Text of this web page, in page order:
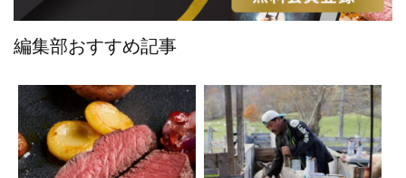
編集部おすすめ記事